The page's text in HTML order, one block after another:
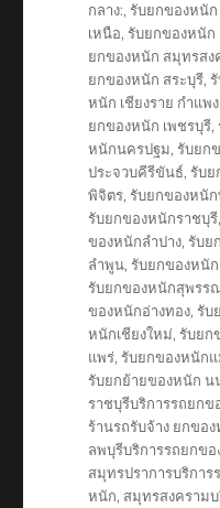
กลาง:,รับยกของหนั
เหนือ,รับยกของหนัก
ยกของหนัก สมุทรสง
ยกของหนัก สระบุรี,
หนัก เชียงราย กำแพ
ยกของหนัก เพชรบุรี,
หนักนครปฐม,รับยก
ประจวบคีรีขันธ์,รับย
พิจิตร,รับยกของหนั
รับยกของหนักราชบุรี
ของหนักลำปาง,รับย
ลำพูน,รับยกของหนั
รับยกของหนักสุพรร
ของหนักอ่างทอง,รับ
หนักเชียงใหม่,รับยก
แพร่,รับยกของหนัก
รับยกย้ายของหนัก น
ราชบุรีบริการรถยกข
ร้านรถรับจ้าง ยกขอ
ลพบุรีบริการรถยกข
สมุทรปราการบริการ
หนัก, สมุทรสงครามบ